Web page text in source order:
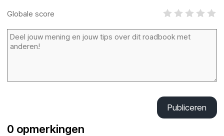
Globale score
Publiceren
0 opmerkingen